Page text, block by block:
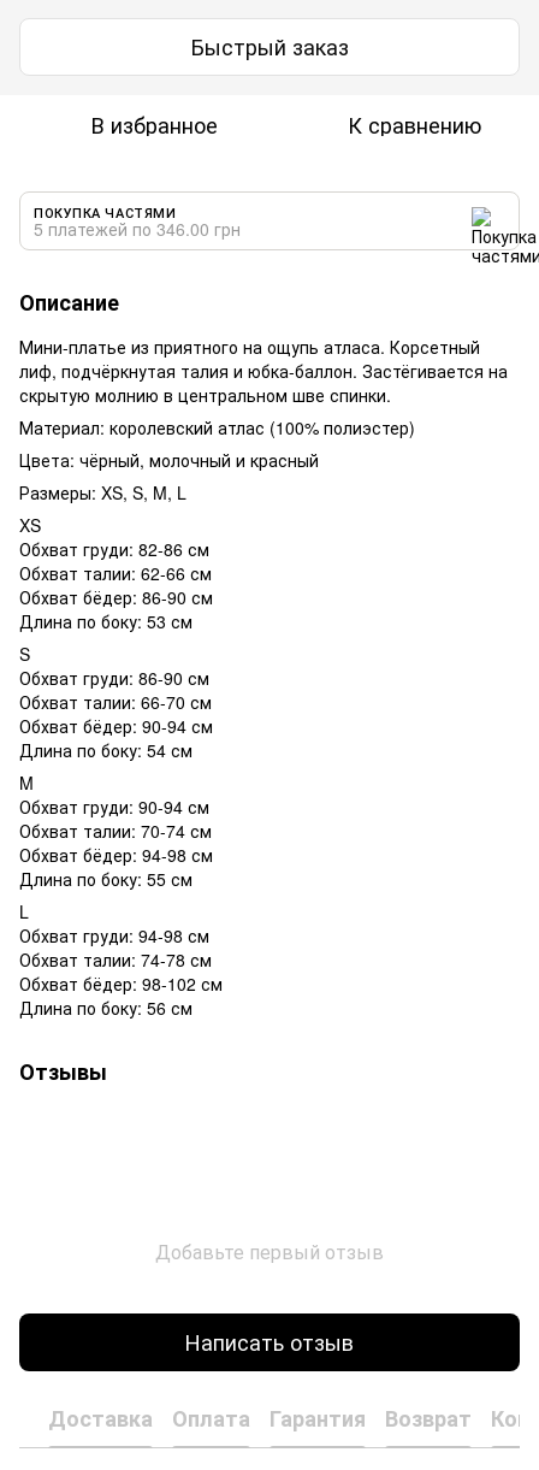
Быстрый заказ
В избранное К сравнению
ПОКУПКА ЧАСТЯМИ
5 платежей по 346.00 грн
Описание
Мини-платье из приятного на ощупь атласа. Корсетный
лиф, подчёркнутая талия и юбка-баллон. Застёгивается на
скрытую молнию в центральном шве спинки.
Материал: королевский атлас (100% полиэстер)
Цвета: чёрный, молочный и красный
Размеры: XS, S, M, L
XS
Обхват груди: 82-86 см
Обхват талии: 62-66 см
Обхват бёдер: 86-90 см
Длина по боку: 53 см
S
Обхват груди: 86-90 см
Обхват талии: 66-70 см
Обхват бёдер: 90-94 см
Длина по боку: 54 см
M
Обхват груди: 90-94 см
Обхват талии: 70-74 см
Обхват бёдер: 94-98 см
Длина по боку: 55 см
L
Обхват груди: 94-98 см
Обхват талии: 74-78 см
Обхват бёдер: 98-102 см
Длина по боку: 56 см
Отзывы
Добавьте первый отзыв
Написать отзыв
Доставка Оплата Гарантия Возврат